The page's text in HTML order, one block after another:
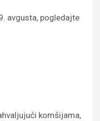
avgusta, pogledajte
komšijama,